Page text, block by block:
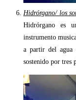
Hidrórgano/ los
Hidrórgano es
instrumento
a partir del agua
sostenido por tres